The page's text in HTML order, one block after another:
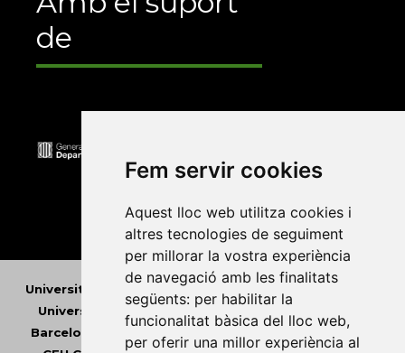
Fem servir cookies
Aquest lloc web utilitza cookies i
altres tecnologies de seguiment
per millorar la vostra experiència
de navegació amb les finalitats
següents: per habilitar la
funcionalitat bàsica del lloc web,
per oferir una millor experiència al
de
Universitat Abat Oliba CEU
Universitat d'Andorra
•
Universitat Autònoma de
Barcelona
Universitat de Barcelona
Universitat